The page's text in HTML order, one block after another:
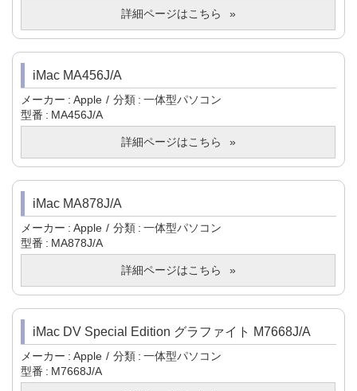
詳細ページはこちら
iMac MA456J/A
メーカー Apple 分類
一体型パソコン
型番
MA456J/A
詳細ページはこちら
iMac MA878J/A
メーカー Apple 分類
一体型パソコン
型番
MA878J/A
詳細ページはこちら
iMac DV Special Edition グラファイト M7668J/A
メーカー Apple 分類
一体型パソコン
型番
M7668J/A